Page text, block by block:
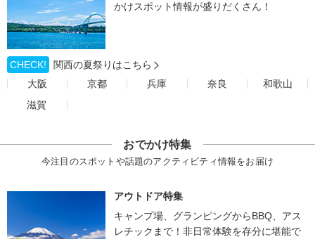
かけスポット情報が盛りだくさん！
CHECK!
関西の夏祭りはこちら
大阪
京都 兵庫 奈良
和歌山
滋賀
おでかけ特集
今注目のスポットや話題のアクティビティ情報をお届け
アウトドア特集
キャンプ場、グランピングからBBQ、アス
レチックまで！非日常体験を存分に堪能で